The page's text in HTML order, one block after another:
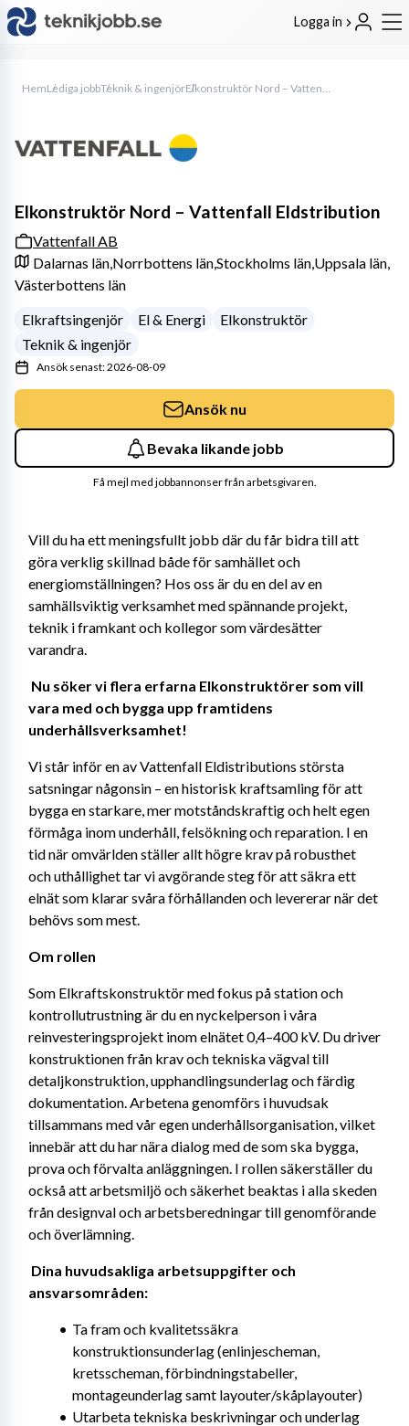
Logga in
HemLediga jobbTeknik & ingenjör Elkonstruktör Nord – Vattenfall Eldstribution
Vill du ha ett meningsfullt jobb där du får bidra till att
göra verklig skillnad både för samhället och
energiomställningen? Hos oss är du en del av en
samhällsviktig verksamhet med spännande projekt,
teknik i framkant och kollegor som värdesätter
varandra.
Nu söker vi flera erfarna Elkonstruktörer som vill
vara med och bygga upp framtidens
underhållsverksamhet!
Vi står inför en av Vattenfall Eldistributions största
satsningar någonsin – en historisk kraftsamling för att
bygga en starkare, mer motståndskraftig och helt egen
förmåga inom underhåll, felsökning och reparation. I en
tid när omvärlden ställer allt högre krav på robusthet
och uthållighet tar vi avgörande steg för att säkra ett
elnät som klarar svåra förhållanden och levererar när det
behövs som mest.
Om rollen
Som Elkraftskonstruktör med fokus på station och
kontrollutrustning är du en nyckelperson i våra
reinvesteringsprojekt inom elnätet 0,4–400 kV. Du driver
konstruktionen från krav och tekniska vägval till
detaljkonstruktion, upphandlingsunderlag och färdig
dokumentation. Arbetena genomförs i huvudsak
tillsammans med vår egen underhållsorganisation, vilket
innebär att du har nära dialog med de som ska bygga,
prova och förvalta anläggningen. I rollen säkerställer du
också att arbetsmiljö och säkerhet beaktas i alla skeden
från designval och arbetsberedningar till genomförande
och överlämning.
Dina huvudsakliga arbetsuppgifter och
ansvarsområden:
Ta fram och kvalitetssäkra
konstruktionsunderlag (enlinjescheman,
kretsscheman, förbindningstabeller,
montageunderlag samt layouter/skåplayouter)
Utarbeta tekniska beskrivningar och underlag
Elkonstruktör Nord – Vattenfall Eldstribution
Vattenfall AB
Dalarnas län,Norrbottens län,Stockholms län,Uppsala län,
Västerbottens län
Elkraftsingenjör
El & Energi
Elkonstruktör
Teknik & ingenjör
Ansök senast: 2026-08-09
Ansök nu
Bevaka likande jobb
Få mejl med jobbannonser från arbetsgivaren.